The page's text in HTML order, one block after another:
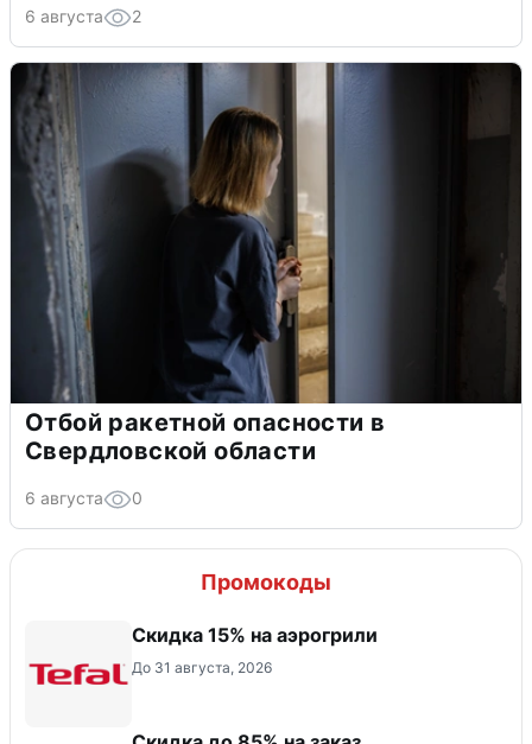
6 августа 2
Отбой ракетной опасности в
Свердловской области
6 августа 0
Промокоды
Скидка 15% на аэрогрили
До 31 августа, 2026